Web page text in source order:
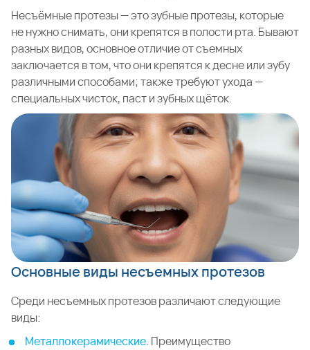
Несъёмные протезы — это зубные протезы, которые
не нужно снимать, они крепятся в полости рта. Бывают
разных видов, основное отличие от съемных
заключается в том, что они крепятся к десне или зубу
различными способами; также требуют ухода —
специальных чисток, паст и зубных щёток.
Основные виды несъемных протезов
Среди несъемных протезов различают следующие
виды:
Металлокерамические. Преимущество